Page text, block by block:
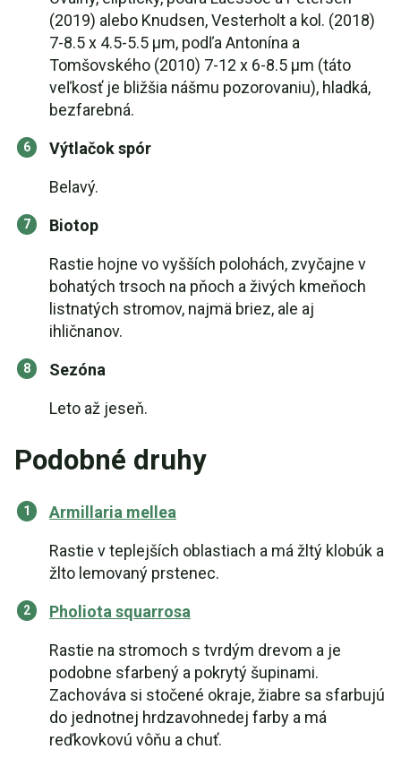
(2019) alebo Knudsen, Vesterholt a kol. (2018)
7-8.5 x 4.5-5.5 µm, podľa Antonína a
Tomšovského (2010) 7-12 x 6-8.5 µm (táto
veľkosť je bližšia nášmu pozorovaniu), hladká,
bezfarebná.
Výtlačok spór
Belavý.
Biotop
Rastie hojne vo vyšších polohách, zvyčajne v
bohatých trsoch na pňoch a živých kmeňoch
listnatých stromov, najmä briez, ale aj
ihličnanov.
Sezóna
Leto až jeseň.
Podobné druhy
Armillaria mellea
Rastie v teplejších oblastiach a má žltý klobúk a
žlto lemovaný prstenec.
Pholiota squarrosa
Rastie na stromoch s tvrdým drevom a je
podobne sfarbený a pokrytý šupinami.
Zachováva si stočené okraje, žiabre sa sfarbujú
do jednotnej hrdzavohnedej farby a má
reďkovkovú vôňu a chuť.